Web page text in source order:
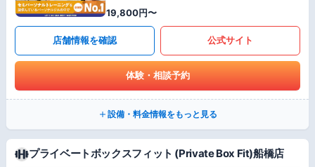
19,800円〜
店舗情報を確認 公式サイト
体験・相談予約
設備・料金情報をもっと見る
プライベートボックスフィット (Private Box Fit)船橋店